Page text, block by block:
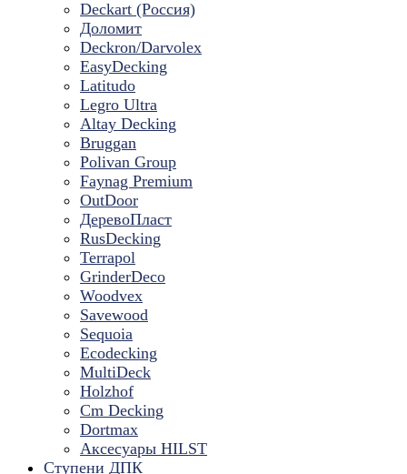
Deckart (Россия)
Доломит
Deckron/Darvolex
EasyDecking
Latitudo
Legro Ultra
Altay Decking
Bruggan
Polivan Group
Faynag Premium
OutDoor
ДеревоПласт
RusDecking
Terrapol
GrinderDeco
Woodvex
Savewood
Sequoia
Ecodecking
MultiDeck
Holzhof
Cm Decking
Dortmax
Аксесуары HILST
Ступени ДПК